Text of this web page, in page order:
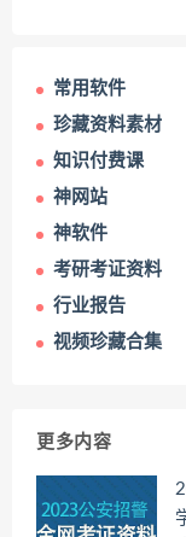
常用软件
珍藏资料素材
知识付费课
神网站
神软件
考研考证资料
行业报告
视频珍藏合集
更多内容